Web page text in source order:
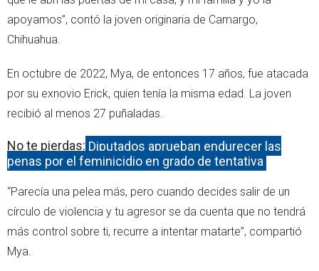
apoyamos”, contó la joven originaria de Camargo,
Chihuahua.
En octubre de 2022, Mya, de entonces 17 años, fue atacada
por su exnovio Erick, quien tenía la misma edad. La joven
recibió al menos 27 puñaladas.
No te pierdas: Diputados aprueban endurecer las
penas por el feminicidio en grado de tentativa
“Parecía una pelea más, pero cuando decides salir de un
círculo de violencia y tu agresor se da cuenta que no tendrá
más control sobre ti, recurre a intentar matarte”, compartió
Mya.